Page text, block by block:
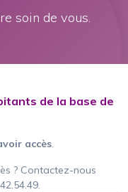
soin de vous.
de la base de
accès.
? Contactez-nous